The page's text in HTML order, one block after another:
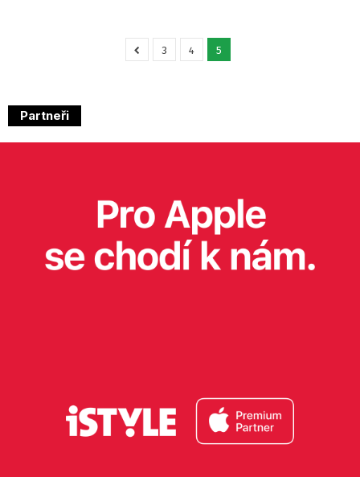
3 4 5
Partneři